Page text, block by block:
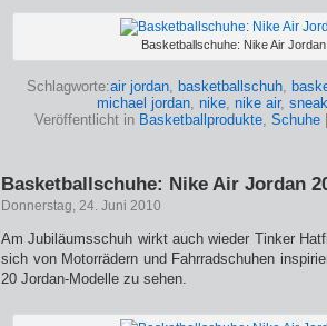
Basketballschuhe: Nike Air
Schlagworte:air jordan, basketballschuh,
michael jordan, nike, nike air,
Veröffentlicht in Basketballprodukte, Schuhe
Basketballschuhe: Nike Air Jordan
Donnerstag, 24. Juni 2010
Am Jubiläumsschuh wirkt auch wieder Tinker
sich von Motorrädern und Fahrradschuhen
20 Jordan-Modelle zu sehen.